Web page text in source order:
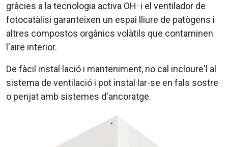
gràcies a la tecnologia activa OH· i el ventilador de
fotocatàlisi garanteixen un espai lliure de patògens i
altres compostos orgànics volàtils que contaminen
l'aire interior.
De fàcil instal·lació i manteniment, no cal incloure'l al
sistema de ventilació i pot instal·lar-se en fals sostre
o penjat amb sistemes d'ancoratge.